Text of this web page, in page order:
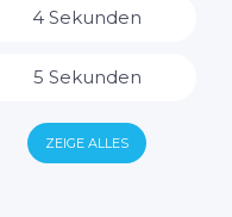
14 Stunden
4 Sekunden
5 Sekunden
6 Sekunden
ZEIGE ALLES